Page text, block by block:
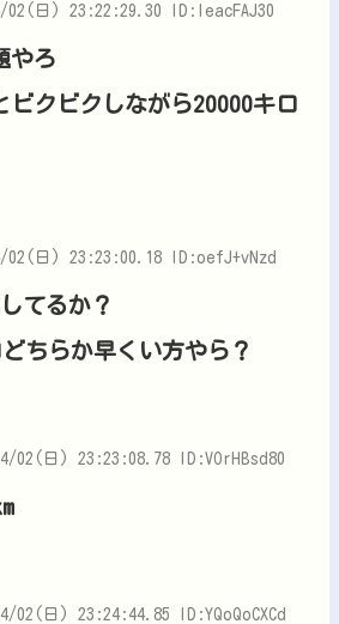
02(日) 23:22:29.30 ID:IeacFAJ30
やろ
ビクビクしながら20000キロ
02(日) 23:23:00.18 ID:oefJ+vNzd
てるか？
ちらか早くい方やら？
02(日) 23:23:08.78 ID:VOrHBsd80
02(日) 23:24:44.85 ID:YQoQoCXCd